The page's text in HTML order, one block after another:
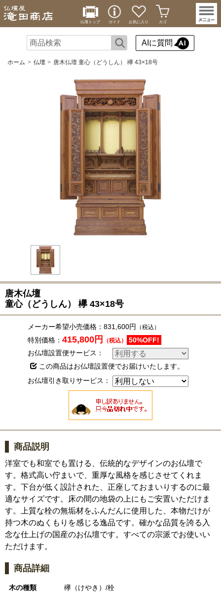
仏壇トップ ガイド お気に入り カゴ
AIに質問
ホーム 仏壇 唐木仏壇 童心（どうしん） 欅 43×18号
唐木仏壇
童心（どうしん）
欅 43×18号
メーカー希望小売価格： 831,600円 （税込）
特別価格： 415,800円 （税込）
50%OFF!
お仏壇設置便サービス：
この商品はお仏壇設置便でお届けいたします。
お仏壇引き取りサービス：
商品説明
洋室でも和室でも置ける、伝統的なデザインのお仏壇で
す。格式高い佇まいで、重厚な風格を感じさせてくれま
す。下台が低く設計された、正座しておまいりするのに最
適なサイズです。床の間の地袋の上にもご安置いただけま
す。上質な栓の無垢材をふんだんに使用した、本物だけが
持つ木のぬくもりを感じる逸品です。確かな品質を誇る入
念な仕上げの国産のお仏壇です。すべての宗派でお使いい
ただけます。
商品詳細
木の種類 欅（けやき）/栓